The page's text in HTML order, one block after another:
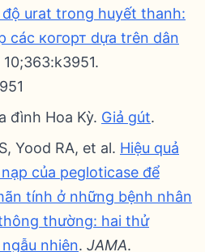
urat trong huyết thanh:
các когорт dựa trên dân
đình Hoa Kỳ. Giả gút.
Yood RA, et al. Hiệu quả
của pegloticase để
tính ở những bệnh nhân
thường: hai thử
nhiên. JAMA.